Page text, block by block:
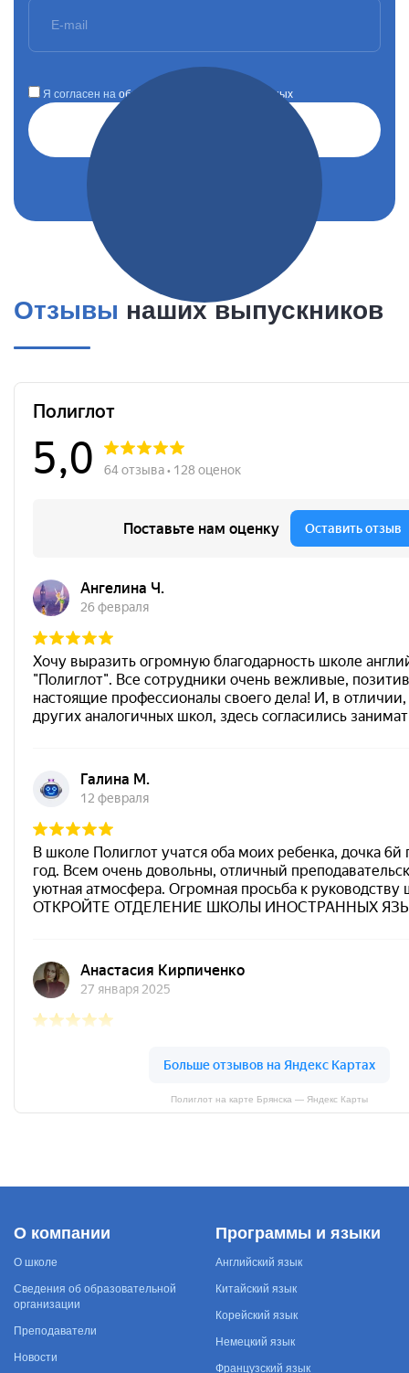
Я согласен на обработку персональных данных
Отзывы наших выпускников
Полиглот на карте Брянска — Яндекс Карты
О компании
О школе
Сведения об образовательной
организации
Преподаватели
Новости
Программы и языки
Английский язык
Китайский язык
Корейский язык
Немецкий язык
Французский язык